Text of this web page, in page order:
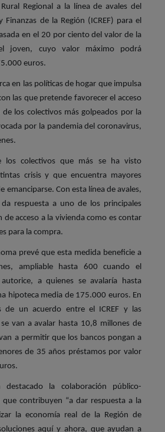
Regional a la línea de avales del
de la Región (ICREF) para el
en el 20 por ciento del valor de la
joven, cuyo valor máximo podrá
euros.
en las políticas de hogar que impulsa
las que pretende favorecer el acceso
los colectivos más golpeados por la
por la pandemia del coronavirus,
los colectivos que más se ha visto
crisis y que encuentra mayores
emanciparse. Con esta línea de avales,
respuesta a uno de los principales
de acceso a la vivienda como es contar
para la compra.
prevé que esta medida beneficie a
ampliable hasta 600 cuando el
a quienes se avalaría hasta
hipoteca media de 175.000 euros. En
de un acuerdo entre el ICREF y las
van a avalar hasta 10,8 millones de
a permitir que los bancos pongan a
de 35 años préstamos por valor
destacado la colaboración público-
que contribuyen “a dar respuesta a la
la economía real de la Región de
aquí y ahora, que ayudan a